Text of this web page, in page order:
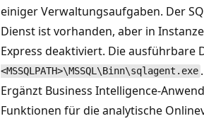
einiger Verwaltungsaufgaben. Der
Dienst ist vorhanden, aber in
Express deaktiviert. Die ausführbare
<MSSQLPATH>\MSSQL\Binn\sqlagent.exe .
Ergänzt Business Intelligence-
Funktionen für die analytische